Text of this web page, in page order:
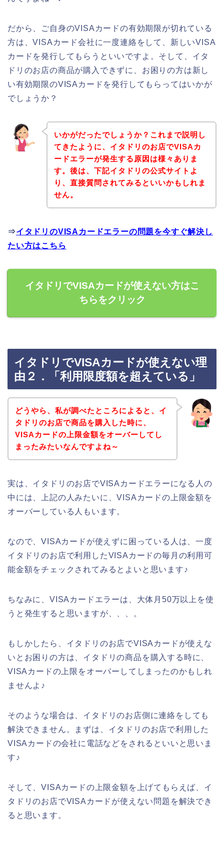
だから、ご自身のVISAカードの有効期限が切れている
方は、VISAカード会社に一度連絡をして、新しいVISA
カードを発行してもらうといいですよ。そして、イタ
ドリのお店の商品が購入できずに、お困りの方は新し
い有効期限のVISAカードを発行してもらってはいかが
でしょうか？
いかがだったでしょうか？これまで説明し
てきたように、イタドリのお店でVISAカ
ードエラーが発生する原因は様々ありま
す。後は、下記イタドリの公式サイトよ
り、直接質問されてみるといいかもしれま
せん。
⇒イタドリのVISAカードエラーの問題を今すぐ解決し
たい方はこちら
イタドリでVISAカードが使えない方はこ
ちらをクリック
イタドリでVISAカードが使えない理
由２．「利用限度額を超えている」
どうやら、私が調べたところによると、イ
タドリのお店で商品を購入した時に、
VISAカードの上限金額をオーバーしてし
まったみたいなんですよね～
実は、イタドリのお店でVISAカードエラーになる人の
中には、上記の人みたいに、VISAカードの上限金額を
オーバーしている人もいます。
なので、VISAカードが使えずに困っている人は、一度
イタドリのお店で利用したVISAカードの毎月の利用可
能金額をチェックされてみるとよいと思います♪
ちなみに、VISAカードエラーは、大体月50万以上を使
うと発生すると思いますが、、、。
もしかしたら、イタドリのお店でVISAカードが使えな
いとお困りの方は、イタドリの商品を購入する時に、
VISAカードの上限をオーバーしてしまったのかもしれ
ませんよ♪
そのような場合は、イタドリのお店側に連絡をしても
解決できません。まずは、イタドリのお店で利用した
VISAカードの会社に電話などをされるといいと思いま
す♪
そして、VISAカードの上限金額を上げてもらえば、イ
タドリのお店でVISAカードが使えない問題を解決でき
ると思います。